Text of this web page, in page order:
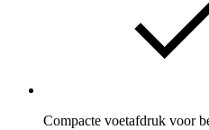
Compacte voetafdruk voor